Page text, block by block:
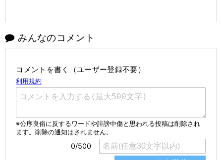
みんなのコメント
コメントを書く（ユーザー登録不要）